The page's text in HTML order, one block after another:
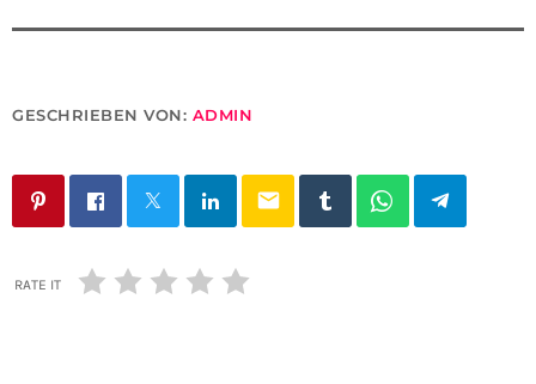
GESCHRIEBEN VON: ADMIN
email
RATE IT